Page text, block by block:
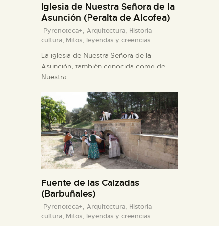
Iglesia de Nuestra Señora de la
Asunción (Peralta de Alcofea)
-Pyrenoteca+, Arquitectura, Historia -
cultura, Mitos, leyendas y creencias
La iglesia de Nuestra Señora de la
Asunción, también conocida como de
Nuestra…
Fuente de las Calzadas
(Barbuñales)
-Pyrenoteca+, Arquitectura, Historia -
cultura, Mitos, leyendas y creencias